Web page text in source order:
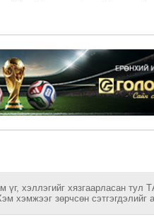
хэллэгийг хязгаарласан тул
хэмжээг зөрчсөн сэтгэгдэлийг